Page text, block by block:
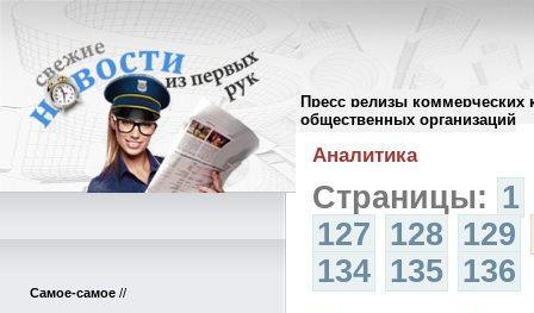
Пресс релизы коммерческих
общественных организаций
Самое-самое //
Архив пресс-релизов//
Аналитика
Страницы: 1
127 128 129
134 135 136